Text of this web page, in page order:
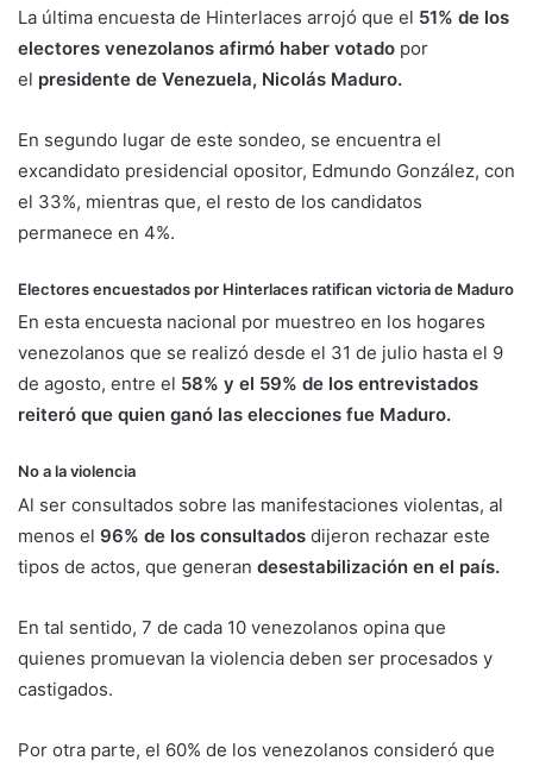
La última encuesta de Hinterlaces arrojó que el 51% de los
electores venezolanos afirmó haber votado por
el presidente de Venezuela, Nicolás Maduro.
En segundo lugar de este sondeo, se encuentra el
excandidato presidencial opositor, Edmundo González, con
el 33%, mientras que, el resto de los candidatos
permanece en 4%.
Electores encuestados por Hinterlaces ratifican victoria de Maduro
En esta encuesta nacional por muestreo en los hogares
venezolanos que se realizó desde el 31 de julio hasta el 9
de agosto, entre el 58% y el 59% de los entrevistados
reiteró que quien ganó las elecciones fue Maduro.
No a la violencia
Al ser consultados sobre las manifestaciones violentas, al
menos el 96% de los consultados dijeron rechazar este
tipos de actos, que generan desestabilización en el país.
En tal sentido, 7 de cada 10 venezolanos opina que
quienes promuevan la violencia deben ser procesados y
castigados.
Por otra parte, el 60% de los venezolanos consideró que